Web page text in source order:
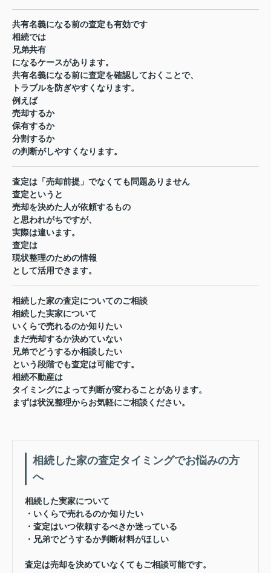
共有名義になる前の査定も有効です
相続では
兄弟共有
になるケースがあります。
共有名義になる前に査定を確認しておくことで、
トラブルを防ぎやすくなります。
例えば
売却するか
保有するか
分割するか
の判断がしやすくなります。
査定は「売却前提」でなくても問題ありません
査定というと
売却を決めた人が依頼するもの
と思われがちですが、
実際は違います。
査定は
現状整理のための情報
として活用できます。
相続した家の査定についてのご相談
相続した実家について
いくらで売れるのか知りたい
まだ売却するか決めていない
兄弟でどうするか相談したい
という段階でも査定は可能です。
相続不動産は
タイミングによって判断が変わることがあります。
まずは状況整理からお気軽にご相談ください。
相続した家の査定タイミングでお悩みの方
へ
相続した実家について
・いくらで売れるのか知りたい
・査定はいつ依頼するべきか迷っている
・兄弟でどうするか判断材料がほしい
査定は売却を決めていなくてもご相談可能です。